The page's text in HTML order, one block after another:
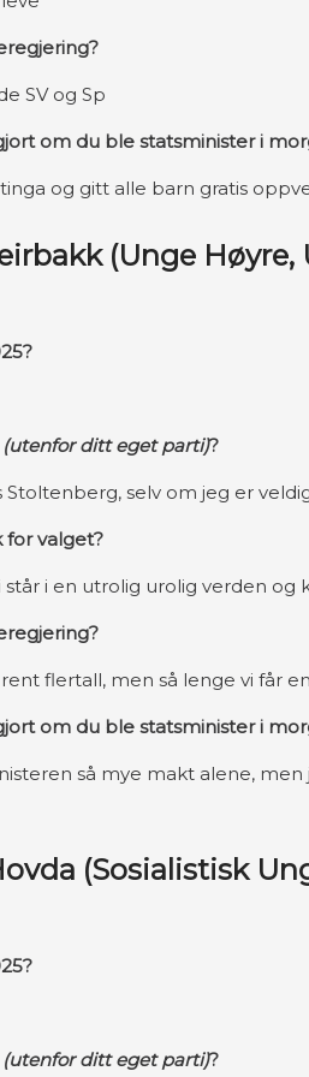
SV og Sp
om du ble statsminister i
og gitt alle barn gratis
(Unge Høyre,
(utenfor ditt eget parti)?
selv om jeg er
for valget?
i en utrolig urolig verden
flertall, men så lenge vi får
om du ble statsminister i
så mye makt alene,
(Sosialistisk
(utenfor ditt eget parti)?